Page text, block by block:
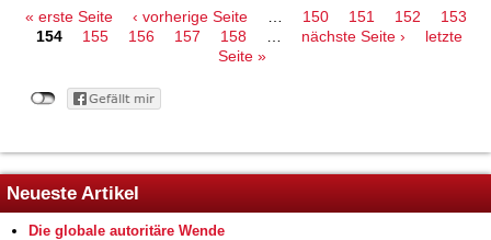
Seiten
« erste Seite ‹ vorherige Seite … 150 151 152
153
154
155 156 157 158 … nächste Seite ›
letzte
Seite »
Neueste Artikel
Die globale autoritäre Wende